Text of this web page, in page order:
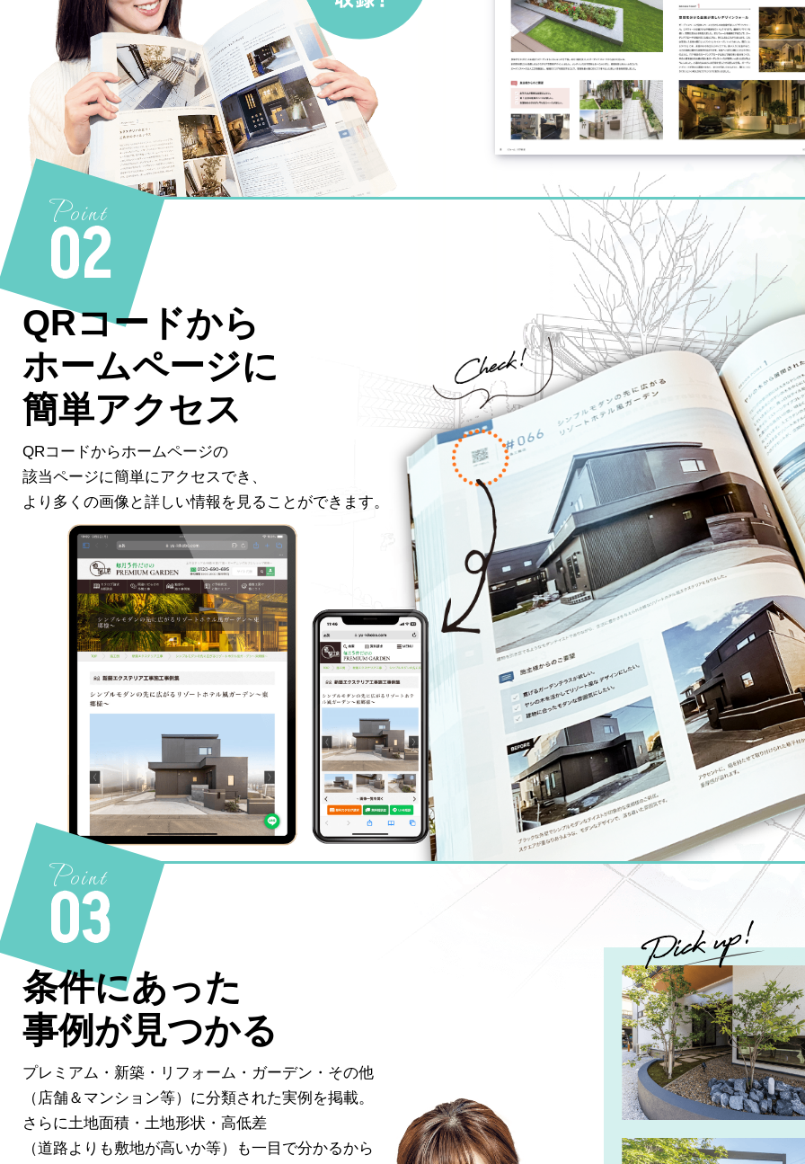
Point
02
QRコードから
ホームページに
簡単アクセス
QRコードからホームページの
該当ページに簡単にアクセスでき、
より多くの画像と詳しい情報を 見ることができます。
Point
03
条件にあった
事例が見つかる
プレミアム・新築・リフォーム・ガーデン・その他
（店舗＆マンション等）に分類された実例を掲載。
さらに土地面積・土地形状・高低差
（道路よりも敷地が高いか等）も一目で分かるから